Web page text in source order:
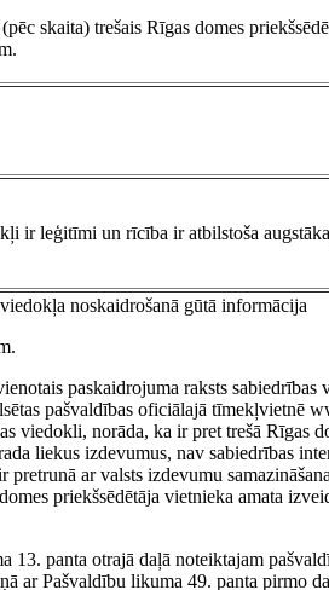
skaita) trešais Rīgas domes
ir leģitīmi un rīcība ir atbilstoša
noskaidrošanā gūtā informācija
paskaidrojuma raksts sabiedrības
pašvaldības oficiālajā tīmekļvietnē
viedokli, norāda, ka ir pret trešā Rīgas
liekus izdevumus, nav sabiedrības
ar valsts izdevumu
priekšsēdētāja vietnieka amata
panta otrajā daļā noteiktajam
ar Pašvaldību likuma 49. panta pirmo